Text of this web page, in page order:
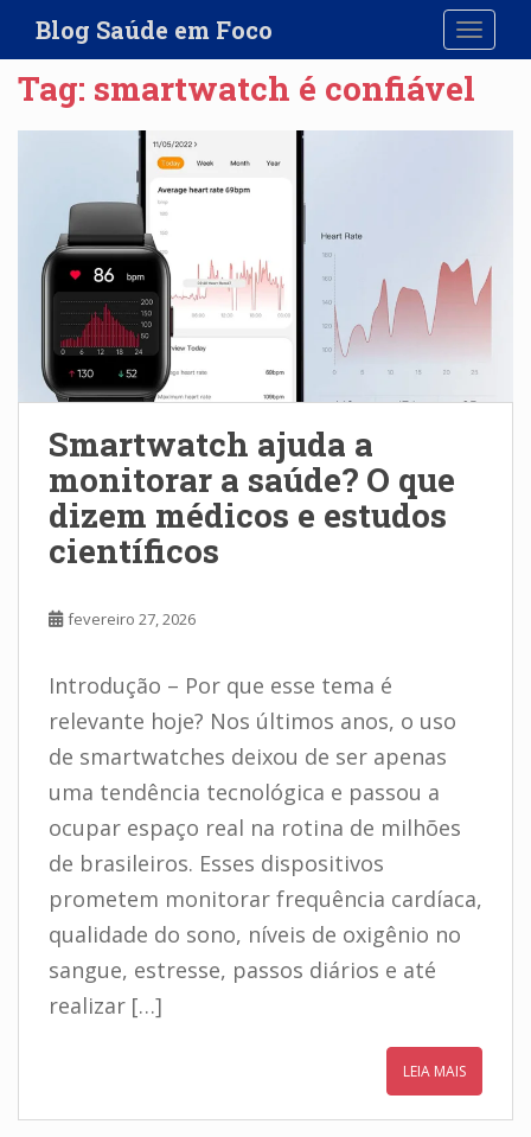
i
Blog Saúde em Foco
Tag: smartwatch é confiável
Smartwatch ajuda a
monitorar a saúde? O que
dizem médicos e estudos
científicos
fevereiro 27, 2026
Introdução – Por que esse tema é
relevante hoje? Nos últimos anos, o uso
de smartwatches deixou de ser apenas
uma tendência tecnológica e passou a
ocupar espaço real na rotina de milhões
de brasileiros. Esses dispositivos
prometem monitorar frequência cardíaca,
qualidade do sono, níveis de oxigênio no
sangue, estresse, passos diários e até
realizar […]
LEIA MAIS